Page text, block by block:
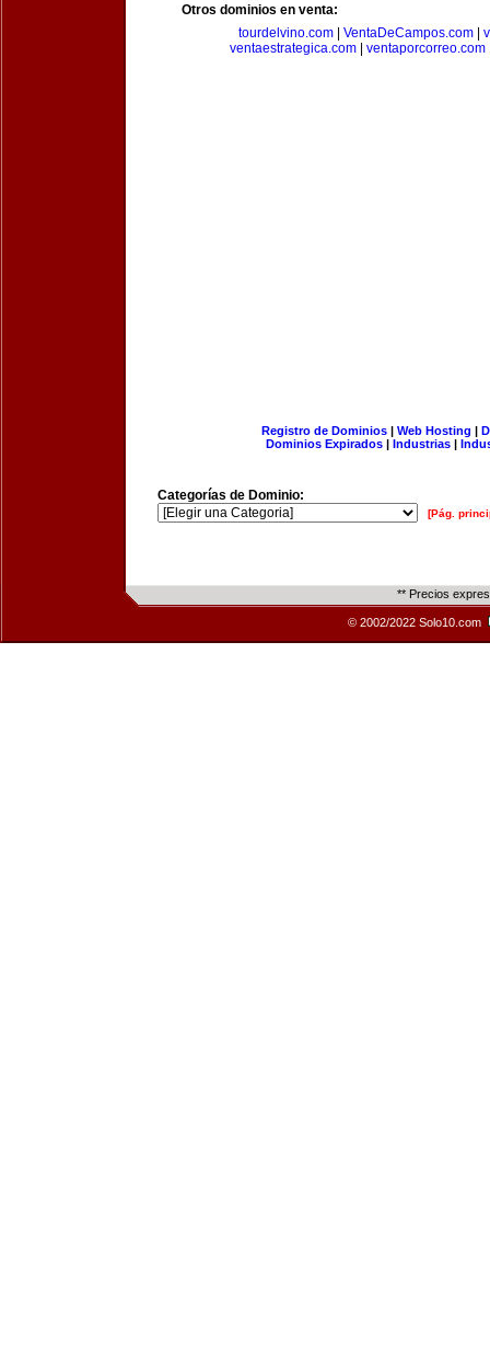
Otros dominios en venta:
tourdelvino.com| VentaDeCampos.com|
ventaestrategica.com| ventaporcorreo.com
Registro de Dominios| Web Hosting |
Dominios Expirados | Industrias |
Categorías de Dominio:
[Pág.
** Precios
© 2002/2022 Solo10.com